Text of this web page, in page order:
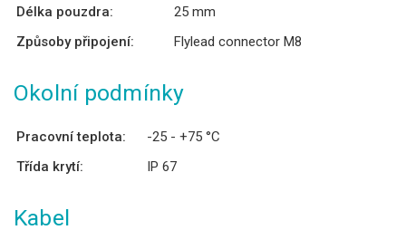
Délka pouzdra:
25 mm
Způsoby připojení:
Flylead connector M8
Okolní podmínky
Pracovní teplota:
-25 - +75 °C
Třída krytí:
IP 67
Kabel